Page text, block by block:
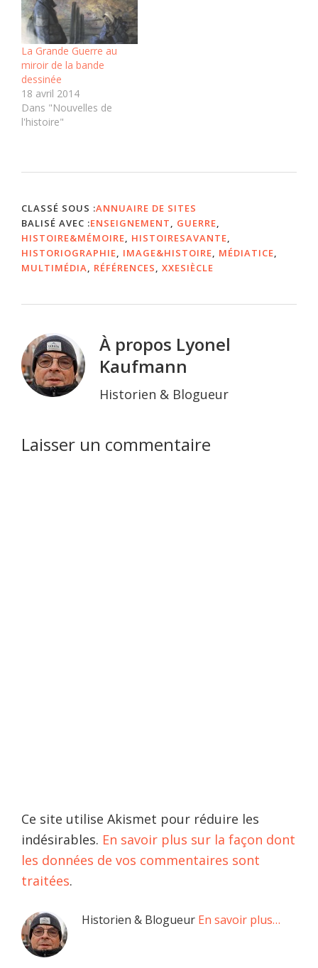
La Grande Guerre au
miroir de la bande
dessinée
18 avril 2014
Dans "Nouvelles de
l'histoire"
CLASSÉ SOUS :ANNUAIRE DE SITES
BALISÉ AVEC :ENSEIGNEMENT, GUERRE,
HISTOIRE&MÉMOIRE, HISTOIRESAVANTE,
HISTORIOGRAPHIE, IMAGE&HISTOIRE, MÉDIATICE,
MULTIMÉDIA, RÉFÉRENCES, XXESIÈCLE
À propos Lyonel
Kaufmann
Historien & Blogueur
Interactions
Laisser un commentaire
Ce site utilise Akismet pour réduire les
indésirables. En savoir plus sur la façon dont
les données de vos commentaires sont
traitées.
Barre
latérale
Historien & Blogueur En savoir plus…